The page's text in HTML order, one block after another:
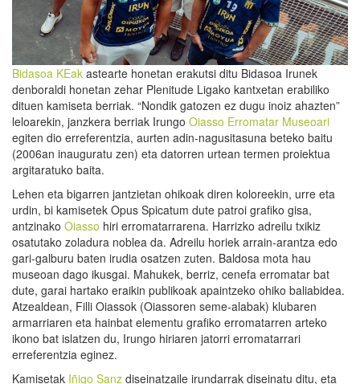
Bidasoa KEak astearte honetan erakutsi ditu Bidasoa Irunek
denboraldi honetan zehar Plenitude Ligako kantxetan erabiliko
dituen kamiseta berriak. “Nondik gatozen ez dugu inoiz ahazten”
leloarekin, janzkera berriak Irungo Oiasso Erromatar Museoari
egiten dio erreferentzia, aurten adin-nagusitasuna beteko baitu
(2006an inauguratu zen) eta datorren urtean termen proiektua
argitaratuko baita.
Lehen eta bigarren jantzietan ohikoak diren koloreekin, urre eta
urdin, bi kamisetek Opus Spicatum dute patroi grafiko gisa,
antzinako Oiasso hiri erromatarrarena. Harrizko adreilu txikiz
osatutako zoladura noblea da. Adreilu horiek arrain-arantza edo
gari-galburu baten irudia osatzen zuten. Baldosa mota hau
museoan dago ikusgai. Mahukek, berriz, cenefa erromatar bat
dute, garai hartako eraikin publikoak apaintzeko ohiko baliabidea.
Atzealdean, Filli Oiassok (Oiassoren seme-alabak) klubaren
armarriaren eta hainbat elementu grafiko erromatarren arteko
ikono bat islatzen du, Irungo hiriaren jatorri erromatarrari
erreferentzia eginez.
Kamisetak Iñigo Sanz diseinatzaile irundarrak diseinatu ditu, eta